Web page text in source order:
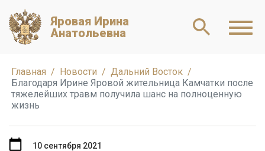
Яровая Ирина
Анатольевна
Главная Новости
Дальний Восток
Благодаря Ирине Яровой жительница Камчатки после
тяжелейших травм получила шанс на полноценную
жизнь
10 сентября 2021